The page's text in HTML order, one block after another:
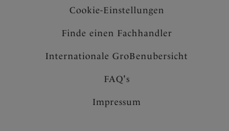
Cookie-Einstellungen
Finde einen Fachhandler
Internationale GroBenubersicht
FAQ's
Impressum